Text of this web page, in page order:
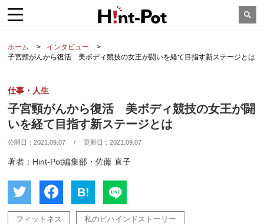
ホーム
インタビュー
子宮頸がんから復活 美ボディ競技の女王が闘いを経て目指す新ステージとは
仕事・人生
子宮頸がんから復活 美ボディ競技の女王が闘
いを経て目指す新ステージとは
公開日：2021.09.07 / 更新日：2021.09.07
著者：Hint-Pot編集部・佐藤 直子
B!
フィットネス 私のビハインドストーリー